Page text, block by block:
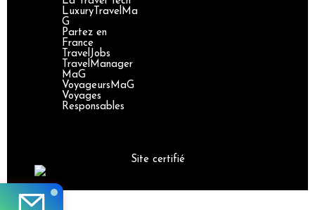
LuxuryTravelMa
G
Partez en
France
TravelJobs
TravelManager
MaG
VoyageursMaG
Voyages
Responsables
Site certifié